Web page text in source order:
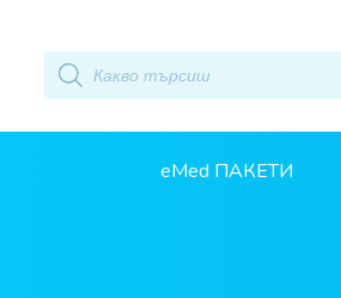
eMed ПАКЕТИ